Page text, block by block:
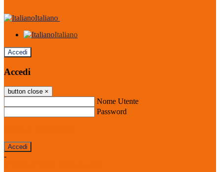
Italiano
Italiano
Accedi
Accedi
button close ×
Nome Utente
Password
-